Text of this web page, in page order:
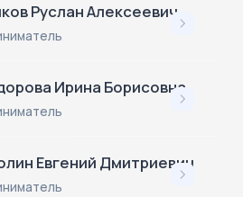
Руслан Алексеевич
Ирина Борисовна
Евгений Дмитриевич